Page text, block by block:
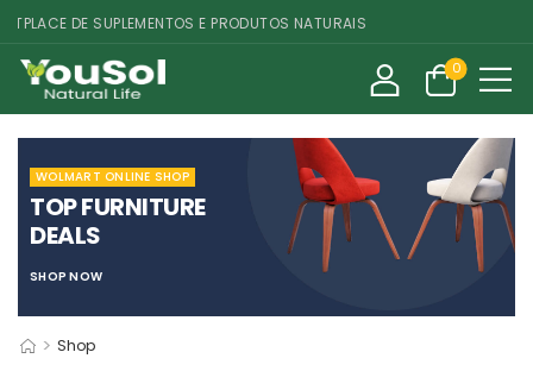
DE SUPLEMENTOS E PRODUTOS NATURAIS
0
WOLMART ONLINE SHOP
TOP FURNITURE
DEALS
SHOP NOW
> Shop